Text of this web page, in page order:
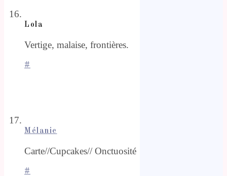
Lola
Vertige, malaise, frontières.
#
Mélanie
Carte//Cupcakes// Onctuosité
#